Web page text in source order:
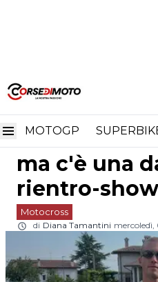
MOTOGP
Home Motocross
Mattia
Mattia
Mondiale
ma c'è una
rientro-show
Motocross
di Diana Tamantini mercoledì,